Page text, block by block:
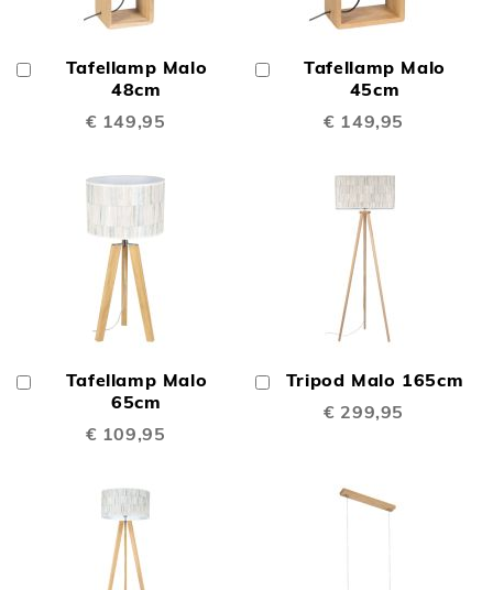
Tafellamp Malo
48cm
€ 149,95
Winkelwagen
Tafellamp Malo
45cm
€ 149,95
Winkelwagen
Tafellamp Malo
65cm
€ 109,95
Winkelwagen
Tripod Malo 165cm
€ 299,95
In
Winkelwagen